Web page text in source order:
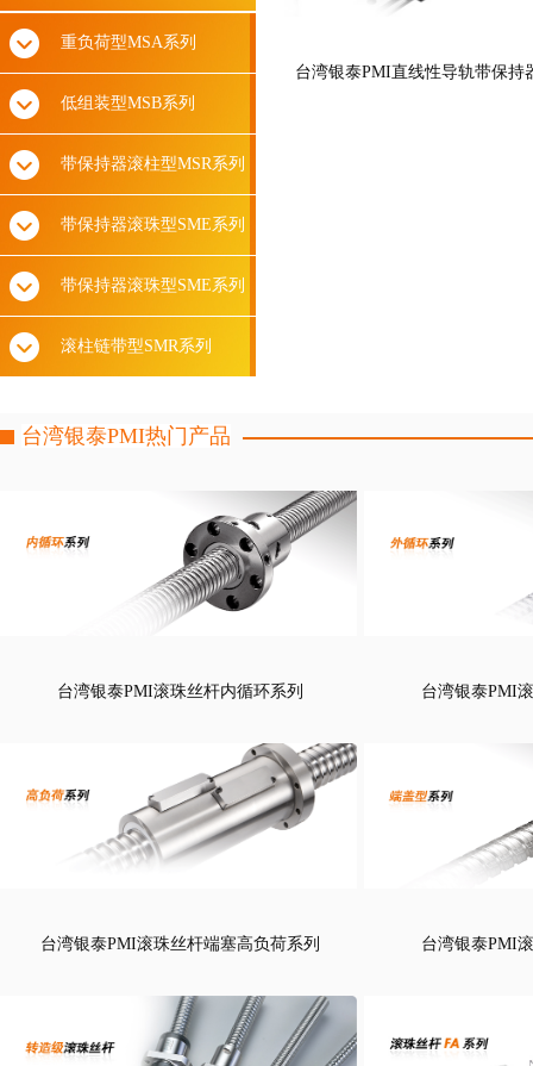
台湾银泰PMI直线性导轨带保持
重负荷型MSA系列
低组装型MSB系列
带保持器滚柱型MSR系列
带保持器滚珠型SME系列
带保持器滚珠型SME系列
滚柱链带型SMR系列
台湾银泰PMI滚珠丝杆内循环系列 台湾银泰PMI
台湾银泰PMI滚珠丝杆端塞高负荷系列 台湾银泰PMI
台湾银泰PMI热门产品